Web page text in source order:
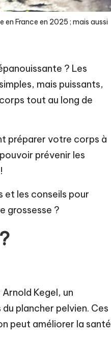
France en 2025 ; mais aussi
? Les
mais puissants,
tout au long de
préparer votre corps à
prévenir les
et les conseils pour
grossesse ?
Kegel, un
plancher pelvien. Ces
peut améliorer la santé